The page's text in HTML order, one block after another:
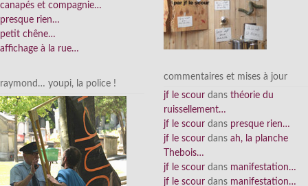
canapés et compagnie…
presque rien…
petit chêne…
affichage à la rue…
raymond… youpi, la police !
commentaires et mises à jour
jf le scour dans théorie du
ruissellement…
jf le scour dans presque rien…
jf le scour dans ah, la planche
Thebois…
jf le scour dans manifestation…
jf le scour dans manifestation…